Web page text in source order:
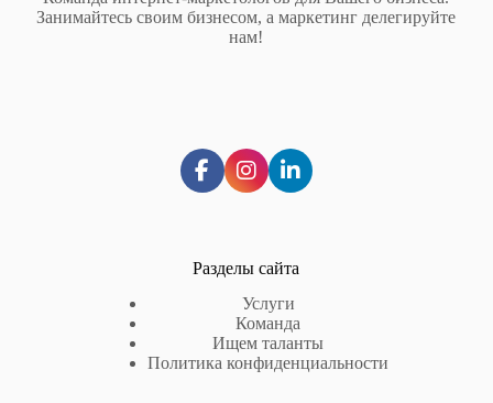
Занимайтесь своим бизнесом, а маркетинг делегируйте
нам!
Разделы сайта
Услуги
Команда
Ищем таланты
Политика конфиденциальности